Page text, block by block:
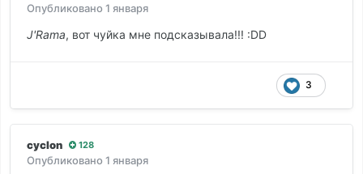
Опубликовано 1 января
J'Rama, вот чуйка мне подсказывала!!! :DD
3
cyclon 128
Опубликовано 1 января